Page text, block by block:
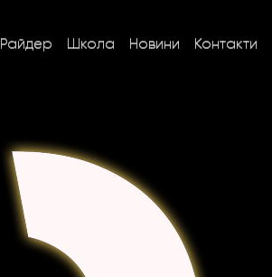
Райдер Школа Новини Контакти